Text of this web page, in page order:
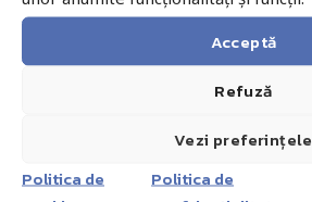
Acceptă
Refuză
Vezi preferințele
Politica de
Politica decu TVA